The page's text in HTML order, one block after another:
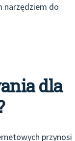
narzędziem do
dla
przynosi